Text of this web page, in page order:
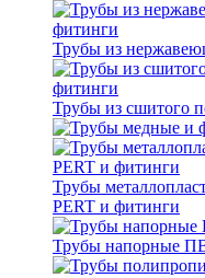
Трубы из
Трубы из сшитого
Трубы
PERT и фитинги
Трубы напорные